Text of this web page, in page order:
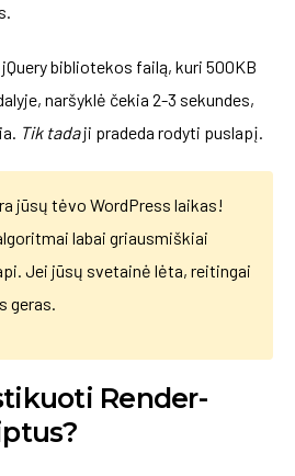
bibliotekos failą, kuri 500KB
naršyklė čekia 2-3 sekundes,
Tik tadaji pradeda rodyti puslapį.
jūsų tėvo WordPress laikas!
labai griausmiškiai
Jei jūsų svetainė lėta, reitingai
geras.
Render-